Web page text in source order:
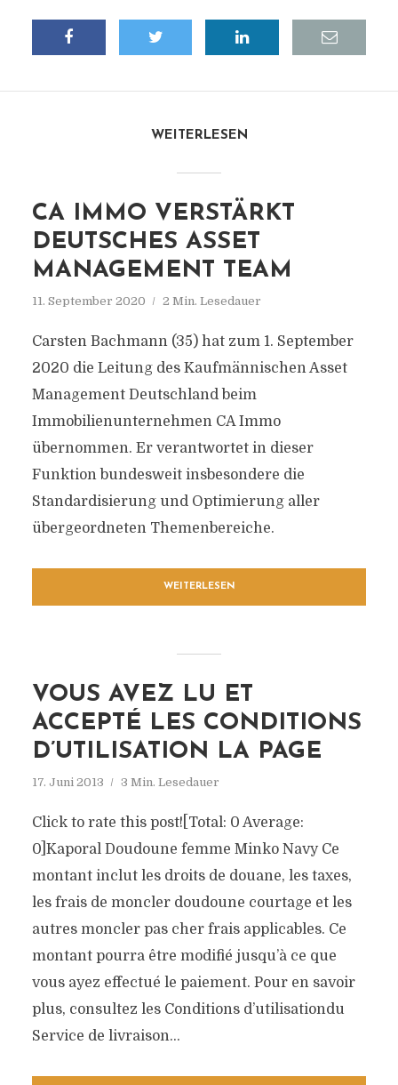
WEITERLESEN
CA IMMO VERSTÄRKT
DEUTSCHES ASSET
MANAGEMENT TEAM
11. September 2020 2 Min. Lesedauer
Carsten Bachmann (35) hat zum 1. September
2020 die Leitung des Kaufmännischen Asset
Management Deutschland beim
Immobilienunternehmen CA Immo
übernommen. Er verantwortet in dieser
Funktion bundesweit insbesondere die
Standardisierung und Optimierung aller
übergeordneten Themenbereiche.
WEITERLESEN
VOUS AVEZ LU ET
ACCEPTÉ LES CONDITIONS
D’UTILISATION LA PAGE
17. Juni 2013 3 Min. Lesedauer
Click to rate this post![Total: 0 Average:
0]Kaporal Doudoune femme Minko Navy Ce
montant inclut les droits de douane, les taxes,
les frais de moncler doudoune courtage et les
autres moncler pas cher frais applicables. Ce
montant pourra être modifié jusqu’à ce que
vous ayez effectué le paiement. Pour en savoir
plus, consultez les Conditions d’utilisationdu
Service de livraison...